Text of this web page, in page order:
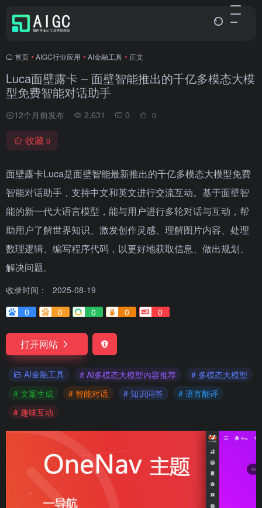
首页 • AIGC行业应用 • AI金融工具 • 正文
Luca面壁露卡 – 面壁智能推出的千亿多模态大模
型免费智能对话助手
12个月前发布 2,631 0 0
收藏 0
面壁露卡Luca是面壁智能最新推出的千亿多模态大模型免费
智能对话助手，支持中文和英文进行交流互动。基于面壁智
能的新一代大语言模型，能与用户进行多轮对话与互动，帮
助用户了解世界知识、激发创作灵感、理解图片内容、处理
数理逻辑、编写程序代码，以更好地获取信息、做出规划、
解决问题。
收录时间：
2025-08-19
0
0 0 0 0
打开网站
AI金融工具 # AI多模态大模型内容推荐
# 多模态大模型
# 文案生成
# 智能对话 # 知识问答
# 语言翻译
# 趣味互动